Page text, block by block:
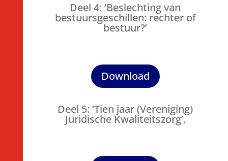
Deel 4: ‘Beslechting van
bestuursgeschillen: rechter of
bestuur?’
Download
Deel 5: ‘Tien jaar (Vereniging)
Juridische Kwaliteitszorg’.